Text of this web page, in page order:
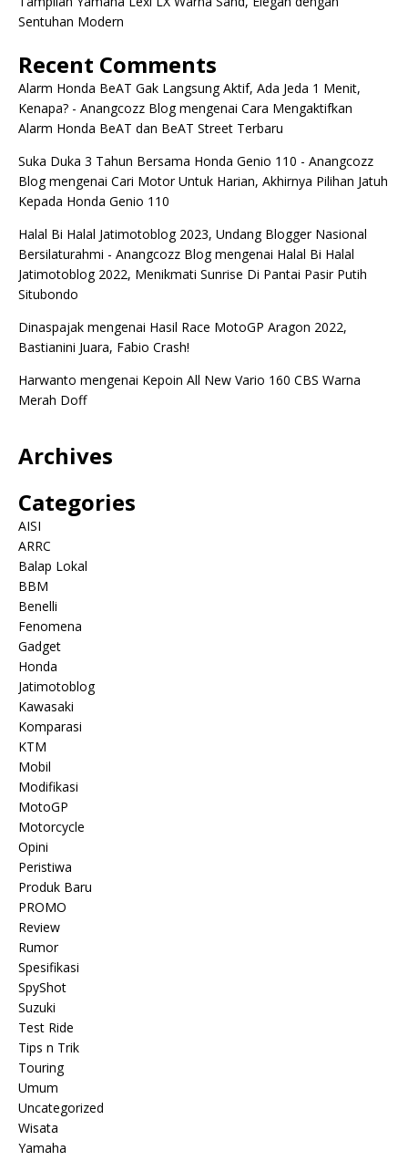
Sentuhan Modern
Recent Comments
Alarm Honda BeAT Gak Langsung Aktif, Ada Jeda 1 Menit,
Kenapa? - Anangcozz Blogmengenai Cara Mengaktifkan
Alarm Honda BeAT dan BeAT Street Terbaru
Suka Duka 3 Tahun Bersama Honda Genio 110 - Anangcozz
Blogmengenai Cari Motor Untuk Harian, Akhirnya Pilihan Jatuh
Kepada Honda Genio 110
Halal Bi Halal Jatimotoblog 2023, Undang Blogger Nasional
Bersilaturahmi - Anangcozz Blogmengenai Halal Bi Halal
Jatimotoblog 2022, Menikmati Sunrise Di Pantai Pasir Putih
Situbondo
Dinaspajak mengenai Hasil Race MotoGP Aragon 2022,
Bastianini Juara, Fabio Crash!
Harwanto mengenai Kepoin All New Vario 160 CBS Warna
Merah Doff
Archives
Categories
AISI
ARRC
Balap Lokal
BBM
Benelli
Fenomena
Gadget
Honda
Jatimotoblog
Kawasaki
Komparasi
KTM
Mobil
Modifikasi
MotoGP
Motorcycle
Opini
Peristiwa
Produk Baru
PROMO
Review
Rumor
Spesifikasi
SpyShot
Suzuki
Test Ride
Tips n Trik
Touring
Umum
Uncategorized
Wisata
Yamaha